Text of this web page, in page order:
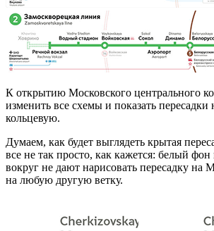
К открытию Московского центрального
изменить все схемы и показать
кольцевую.
Думаем, как будет выглядеть крытая
все не так просто, как кажется: белый
вокруг не дают нарисовать пересадку на
на любую другую ветку.